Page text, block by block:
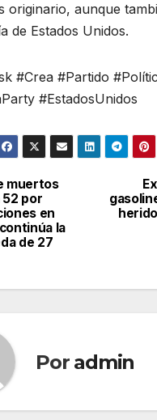
originario, aunque
de Estados Unidos.
#Crea #Partido
#EstadosUnidos
muertos
52 por
en
la
de 27
Por admin